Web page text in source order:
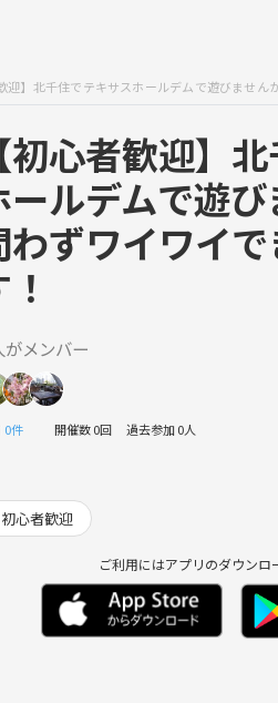
迎】北千住でテキサスホールデムで遊びませ
【初心者歓迎】
ールデムで遊
わずワイワイ
がメンバー
0件 開催数 0回 過去参加 0人
初心者歓迎
ご利用にはアプリのダウンロ